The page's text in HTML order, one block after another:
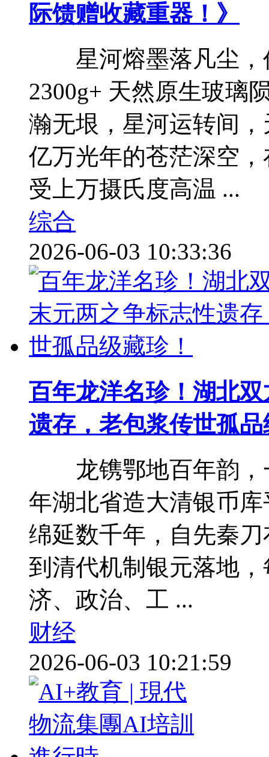
际馈赠收藏重器！》
星河熔墨落凡尘，
2300g+ 天然原生玻
瀚无垠，星河运转间
亿万光年的苍茫深空
受上万摄氏度高温 ...
综合
2026-06-03 10:33:36
百年龙洋名珍！湖北
遗存，老包浆传世孤
龙镌鄂地百年韵，
年湖北省造大清银币
绵延数千年，自先秦
到清代机制银元落地
济、政治、工 ...
财经
2026-06-03 10:21:59